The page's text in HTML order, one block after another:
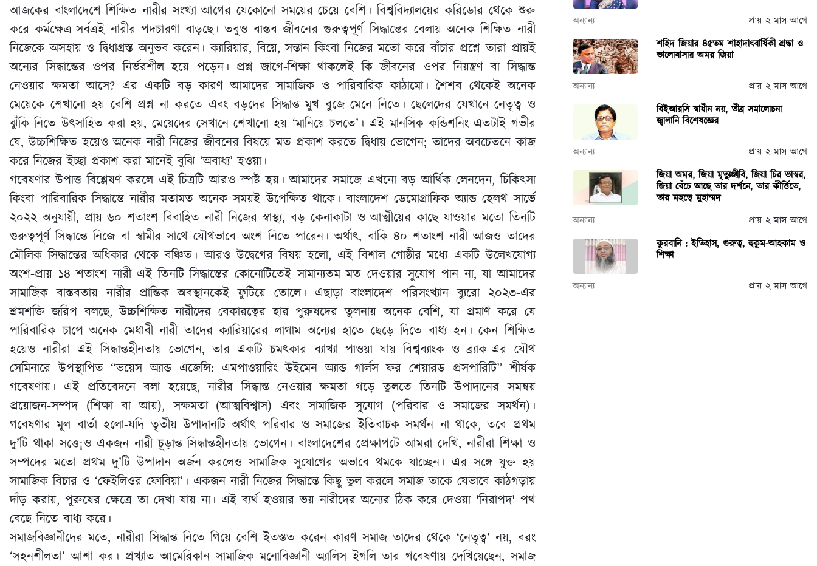
আজকের বাংলাদেশে শিক্ষিত নারীর সংখ্যা আগের যেকোনো সময়ের চেয়ে বেশি। বিশ্ববিদ্যালয়ের করিডোর থেকে শুরু
করে কর্মক্ষেত্র-সর্বত্রই নারীর পদচারণা বাড়ছে। তবুও বাস্তব জীবনের গুরুত্বপূর্ণ সিদ্ধান্তের বেলায় অনেক শিক্ষিত নারী
নিজেকে অসহায় ও দ্বিধাগ্রস্ত অনুভব করেন। ক্যারিয়ার, বিয়ে, সন্তান কিংবা নিজের মতো করে বাঁচার প্রশ্নে তারা প্রায়ই
অন্যের সিদ্ধান্তের ওপর নির্ভরশীল হয়ে পড়েন। প্রশ্ন জাগে-শিক্ষা থাকলেই কি জীবনের ওপর নিয়ন্ত্রণ বা সিদ্ধান্ত
নেওয়ার ক্ষমতা আসে? এর একটি বড় কারণ আমাদের সামাজিক ও পারিবারিক কাঠামো। শৈশব থেকেই অনেক
মেয়েকে শেখানো হয় বেশি প্রশ্ন না করতে এবং বড়দের সিদ্ধান্ত মুখ বুজে মেনে নিতে। ছেলেদের যেখানে নেতৃত্ব ও
ঝুঁকি নিতে উৎসাহিত করা হয়, মেয়েদের সেখানে শেখানো হয় ‘মানিয়ে চলতে’। এই মানসিক কন্ডিশনিং এতটাই গভীর
যে, উচ্চশিক্ষিত হয়েও অনেক নারী নিজের জীবনের বিষয়ে মত প্রকাশ করতে দ্বিধায় ভোগেন; তাদের অবচেতনে কাজ
করে-নিজের ইচ্ছা প্রকাশ করা মানেই বুঝি ‘অবাধ্য’ হওয়া।
গবেষণার উপাত্ত বিশ্লেষণ করলে এই চিত্রটি আরও স্পষ্ট হয়। আমাদের সমাজে এখনো বড় আর্থিক লেনদেন, চিকিৎসা
কিংবা পারিবারিক সিদ্ধান্তে নারীর মতামত অনেক সময়ই উপেক্ষিত থাকে। বাংলাদেশ ডেমোগ্রাফিক অ্যান্ড হেলথ সার্ভে
২০২২ অনুযায়ী, প্রায় ৬০ শতাংশ বিবাহিত নারী নিজের স্বাস্থ্য, বড় কেনাকাটা ও আত্মীয়ের কাছে যাওয়ার মতো তিনটি
গুরুত্বপূর্ণ সিদ্ধান্তে নিজে বা স্বামীর সাথে যৌথভাবে অংশ নিতে পারেন। অর্থাৎ, বাকি ৪০ শতাংশ নারী আজও তাদের
মৌলিক সিদ্ধান্তের অধিকার থেকে বঞ্চিত। আরও উদ্বেগের বিষয় হলো, এই বিশাল গোষ্ঠীর মধ্যে একটি উলে­খযোগ্য
অংশ-প্রায় ১৪ শতাংশ নারী এই তিনটি সিদ্ধান্তের কোনোটিতেই সামান্যতম মত দেওয়ার সুযোগ পান না, যা আমাদের
সামাজিক বাস্তবতায় নারীর প্রান্তিক অবস্থানকেই ফুটিয়ে তোলে। এছাড়া বাংলাদেশ পরিসংখ্যান ব্যুরো ২০২৩-এর
শ্রমশক্তি জরিপ বলছে, উচ্চশিক্ষিত নারীদের বেকারত্বের হার পুরুষদের তুলনায় অনেক বেশি, যা প্রমাণ করে যে
পারিবারিক চাপে অনেক মেধাবী নারী তাদের ক্যারিয়ারের লাগাম অন্যের হাতে ছেড়ে দিতে বাধ্য হন। কেন শিক্ষিত
হয়েও নারীরা এই সিদ্ধান্তহীনতায় ভোগেন, তার একটি চমৎকার ব্যাখ্যা পাওয়া যায় বিশ্বব্যাংক ও ব্র্যাক-এর যৌথ
সেমিনারে উপস্থাপিত “ভয়েস অ্যান্ড এজেন্সি: এমপাওয়ারিং উইমেন অ্যান্ড গার্লস ফর শেয়ারড প্রসপারিটি” শীর্ষক
গবেষণায়। এই প্রতিবেদনে বলা হয়েছে, নারীর সিদ্ধান্ত নেওয়ার ক্ষমতা গড়ে তুলতে তিনটি উপাদানের সমন্বয়
প্রয়োজন-সম্পদ (শিক্ষা বা আয়), সক্ষমতা (আত্মবিশ্বাস) এবং সামাজিক সুযোগ (পরিবার ও সমাজের সমর্থন)।
গবেষণার মূল বার্তা হলো-যদি তৃতীয় উপাদানটি অর্থাৎ পরিবার ও সমাজের ইতিবাচক সমর্থন না থাকে, তবে প্রথম
দু’টি থাকা সত্তে¡ও একজন নারী চূড়ান্ত সিদ্ধান্তহীনতায় ভোগেন। বাংলাদেশের প্রেক্ষাপটে আমরা দেখি, নারীরা শিক্ষা ও
সম্পদের মতো প্রথম দু’টি উপাদান অর্জন করলেও সামাজিক সুযোগের অভাবে থমকে যাচ্ছেন। এর সঙ্গে যুক্ত হয়
সামাজিক বিচার ও ‘ফেইলিওর ফোবিয়া’। একজন নারী নিজের সিদ্ধান্তে কিছু ভুল করলে সমাজ তাকে যেভাবে কাঠগড়ায়
দাঁড় করায়, পুরুষের ক্ষেত্রে তা দেখা যায় না। এই ব্যর্থ হওয়ার ভয় নারীদের অন্যের ঠিক করে দেওয়া 'নিরাপদ' পথ
বেছে নিতে বাধ্য করে।
সমাজবিজ্ঞানীদের মতে, নারীরা সিদ্ধান্ত নিতে গিয়ে বেশি ইতস্তত করেন কারণ সমাজ তাদের থেকে ‘নেতৃত্ব’ নয়, বরং
‘সহনশীলতা’ আশা কর। প্রখ্যাত আমেরিকান সামাজিক মনোবিজ্ঞানী অ্যালিস ইগলি তার গবেষণায় দেখিয়েছেন, সমাজ
অন্যান্য
প্রায় ২ মাস আগে
শহিদ জিয়ার ৪৫তম শাহাদাৎবার্ষিকী শ্রদ্ধা ও
ভালোবাসায় অমর জিয়া
অন্যান্য
প্রায় ২ মাস আগে
বিইআরসি স্বাধীন নয়, তীব্র সমালোচনা
জ্বালানি বিশেষজ্ঞের
অন্যান্য
প্রায় ২ মাস আগে
জিয়া অমর, জিয়া মৃত্যুঞ্জীবি, জিয়া চির ভাস্বর,
জিয়া বেঁচে আছে তার দর্শনে, তার কীর্ত্তিতে,
তার মহত্বে মুহাম্মদ
অন্যান্য
প্রায় ২ মাস আগে
কুরবানি : ইতিহাস, গুরুত্ব, হুকুম-আহকাম ও
শিক্ষা
অন্যান্য প্রায় ২ মাস আগে